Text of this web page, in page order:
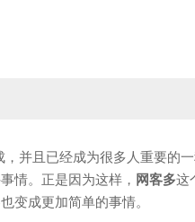
并且已经成为很多人重要的
情。正是因为这样， 网客多这
变成更加简单的事情。